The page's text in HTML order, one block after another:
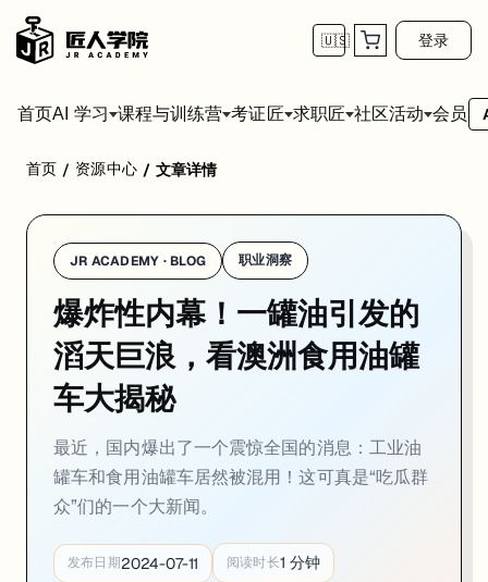
🇺🇸 登录
首页AI 学习 课程与训练营 考证匠 求职匠 社区活动 会员
最近，中国国内爆出了一个震惊全国的消息：工业油罐车和食用油罐车
首页 / 资源中心 / 文章详情
JR ACADEMY · BLOG 职业洞察
爆炸性内幕！一罐油引发的
滔天巨浪，看澳洲食用油罐
车大揭秘
最近，国内爆出了一个震惊全国的消息：工业油
罐车和食用油罐车居然被混用！这可真是“吃瓜群
众”们的一个大新闻。
发布日期2024-07-11 阅读时长1 分钟